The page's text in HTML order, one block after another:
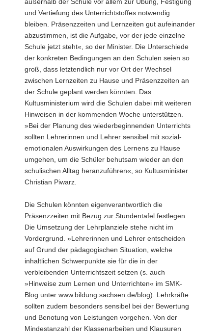
und Vertiefung des Unterrichtstoffes notwendig
bleiben. Präsenzzeiten und Lernzeiten gut aufeinander
abzustimmen, ist die Aufgabe, vor der jede einzelne
Schule jetzt steht«, so der Minister. Die Unterschiede
der konkreten Bedingungen an den Schulen seien so
groß, dass letztendlich nur vor Ort der Wechsel
zwischen Lernzeiten zu Hause und Präsenzzeiten an
der Schule geplant werden könnten. Das
Kultusministerium wird die Schulen dabei mit weiteren
Hinweisen in der kommenden Woche unterstützen.
»Bei der Planung des wiederbeginnenden Unterrichts
sollten Lehrerinnen und Lehrer sensibel mit sozial-
emotionalen Auswirkungen des Lernens zu Hause
umgehen, um die Schüler behutsam wieder an den
schulischen Alltag heranzuführen«, so Kultusminister
Christian Piwarz.
Die Schulen könnten eigenverantwortlich die
Präsenzzeiten mit Bezug zur Stundentafel festlegen.
Die Umsetzung der Lehrplanziele stehe nicht im
Vordergrund. »Lehrerinnen und Lehrer entscheiden
auf Grund der pädagogischen Situation, welche
inhaltlichen Schwerpunkte sie für die in der
verbleibenden Unterrichtszeit setzen (s. auch
»Hinweise zum Lernen und Unterrichten« im SMK-
Blog unter www.bildung.sachsen.de/blog). Lehrkräfte
sollten zudem besonders sensibel bei der Bewertung
und Benotung von Leistungen vorgehen. Von der
Mindestanzahl der Klassenarbeiten und Klausuren